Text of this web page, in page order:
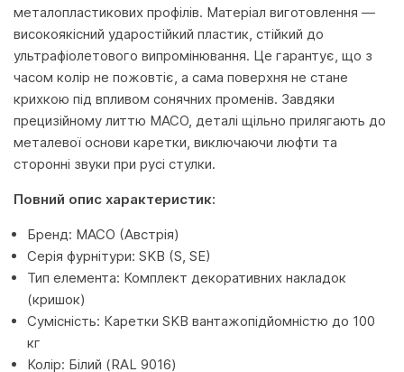
металопластикових профілів. Матеріал виготовлення —
високоякісний ударостійкий пластик, стійкий до
ультрафіолетового випромінювання. Це гарантує, що з
часом колір не пожовтіє, а сама поверхня не стане
крихкою під впливом сонячних променів. Завдяки
прецизійному литтю MACO, деталі щільно прилягають до
металевої основи каретки, виключаючи люфти та
сторонні звуки при русі стулки.
Повний опис характеристик:
Бренд: MACO (Австрія)
Серія фурнітури: SKB (S, SE)
Тип елемента: Комплект декоративних накладок
(кришок)
Сумісність: Каретки SKB вантажопідйомністю до 100
кг
Колір: Білий (RAL 9016)